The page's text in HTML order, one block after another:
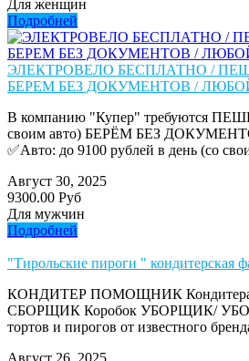
Для женщин
Подробней
ЭЛЕКТРОВЕЛО БЕСПЛАТНО /
БЕРЕМ БЕЗ ДОКУМЕНТОВ /
В компанию "Купер" требуются
своим авто) БЕРЁМ БЕЗ
✅Авто: до 9100 рублей в день (со
Август 30, 2025
9300.00 Руб
Для мужчин
Подробней
"Тирольские пироги " кондитерская
КОНДИТЕР ПОМОЩНИК
СБОРЩИК Коробок УБОРЩИК/
тортов и пирогов от известного